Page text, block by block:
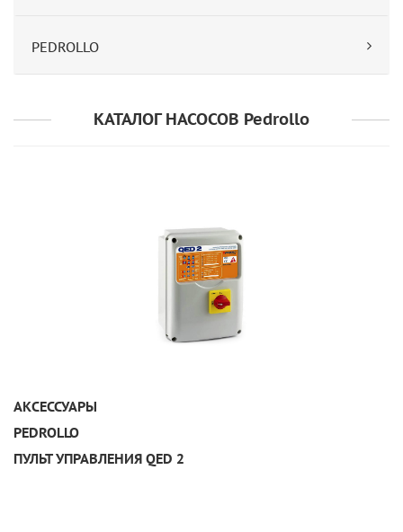
PEDROLLO
КАТАЛОГ НАСОСОВ Pedrollo
АКСЕССУАРЫ
PEDROLLO
ПУЛЬТ УПРАВЛЕНИЯ QED 2